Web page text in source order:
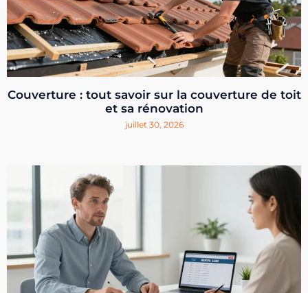
Couverture : tout savoir sur la couverture de toit
et sa rénovation
juillet 30, 2026